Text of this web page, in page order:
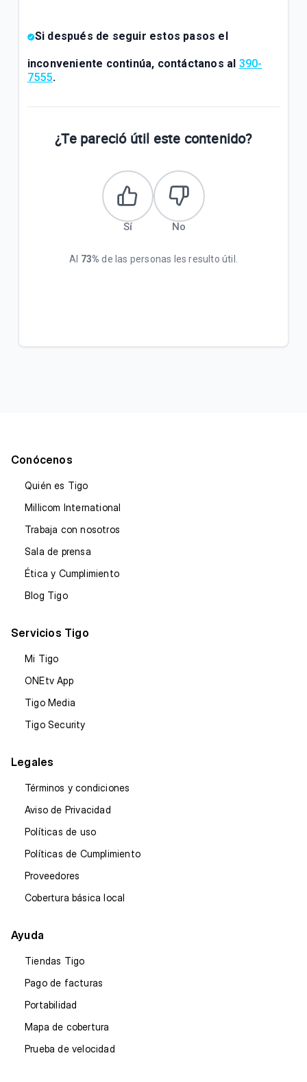
Si después de seguir estos pasos el
inconveniente continúa, contáctanos al 390-
7555.
¿Te pareció útil este contenido?
Sí No
Al 73% de las personas les resulto útil.
Conócenos
Quién es Tigo
Millicom International
Trabaja con nosotros
Sala de prensa
Ética y Cumplimiento
Blog Tigo
Servicios Tigo
Mi Tigo
ONEtv App
Tigo Media
Tigo Security
Legales
Términos y condiciones
Aviso de Privacidad
Políticas de uso
Políticas de Cumplimiento
Proveedores
Cobertura básica local
Ayuda
Tiendas Tigo
Pago de facturas
Portabilidad
Mapa de cobertura
Prueba de velocidad